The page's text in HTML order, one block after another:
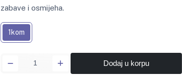
zabave i osmijeha.
1kom
Dodaj u korpu